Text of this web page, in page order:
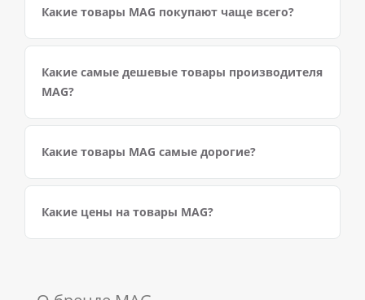
Какие товары MAG покупают чаще всего?
Какие самые дешевые товары производителя
MAG?
Какие товары MAG самые дорогие?
Какие цены на товары MAG?